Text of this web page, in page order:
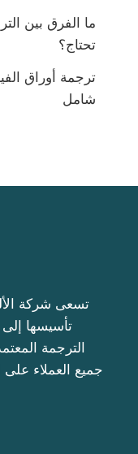
ما الفرق بين
تحتاج؟
ترجمة أوراق
شامل
تسعى شركة
تأسيسها
الترجمة
جميع العملاء